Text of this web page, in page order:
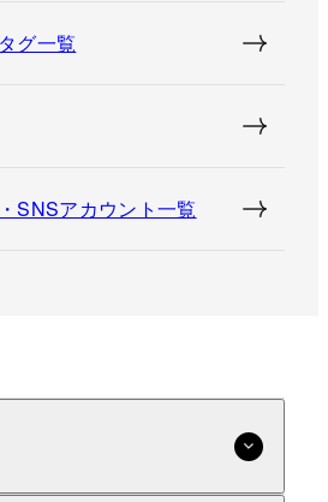
グ一覧
SNSアカウント一覧